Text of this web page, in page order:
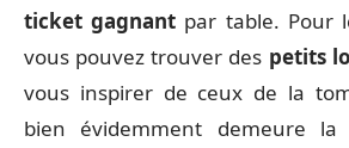
ticket gagnant par table. Pour
vous pouvez trouver des petits
vous inspirer de ceux de la
bien évidemment demeure